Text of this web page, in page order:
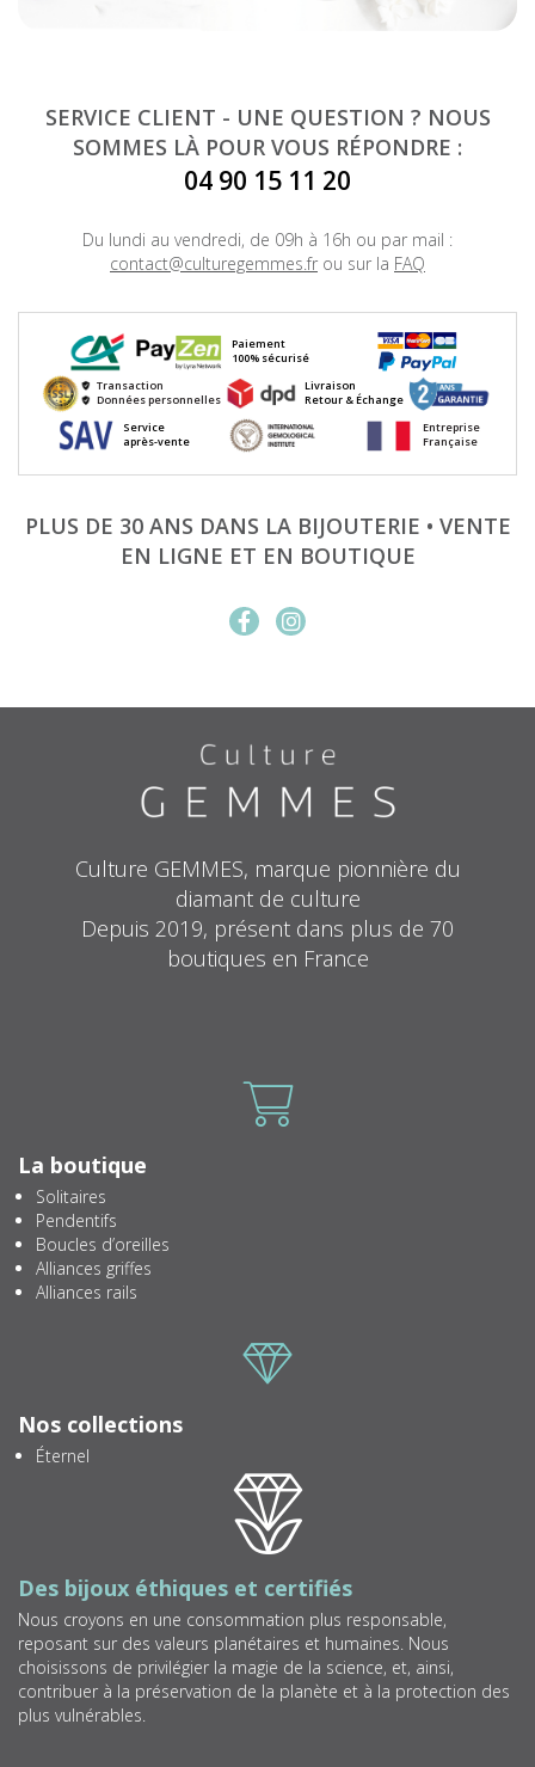
SERVICE CLIENT - UNE QUESTION ? NOUS
SOMMES LÀ POUR VOUS RÉPONDRE :
04 90 15 11 20
Du lundi au vendredi, de 09h à 16h ou par mail :
contact@culturegemmes.fr ou sur la FAQ
Paiement
100% sécurisé
Transaction
Données personnelles
Livraison
Retour & Échange
Service
après-vente
Entreprise
Française
PLUS DE 30 ANS DANS LA BIJOUTERIE • VENTE
EN LIGNE ET EN BOUTIQUE
Culture GEMMES, marque pionnière du
diamant de culture
Depuis 2019, présent dans plus de 70
boutiques en France
La boutique
Solitaires
Pendentifs
Boucles d’oreilles
Alliances griffes
Alliances rails
Nos collections
Éternel
Des bijoux éthiques et certifiés
Nous croyons en une consommation plus responsable,
reposant sur des valeurs planétaires et humaines. Nous
choisissons de privilégier la magie de la science, et, ainsi,
contribuer à la préservation de la planète et à la protection des
plus vulnérables.